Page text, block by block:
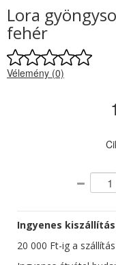
Lora
fehér
Vélemény (0)
Ingyenes
20 000 Ft-ig a